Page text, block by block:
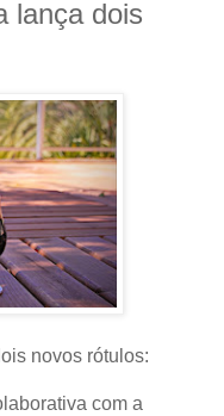
lança dois
novos rótulos:
com a